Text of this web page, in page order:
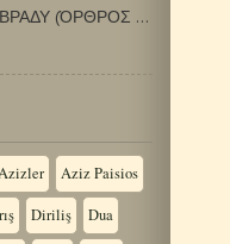
ΜΕΓΑΛΗ ΤΡΙΤΗ ΒΡΑΔΥ (ΌΡΘΡΟΣ ΜΕΓΑΛΗΣ…
Aziz Paisios
Diriliş Dua